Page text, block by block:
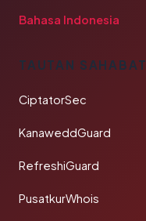
Bahasa Indonesia
TAUTAN SAHABAT
CiptatorSec
KanaweddGuard
RefreshiGuard
PusatkurWhois